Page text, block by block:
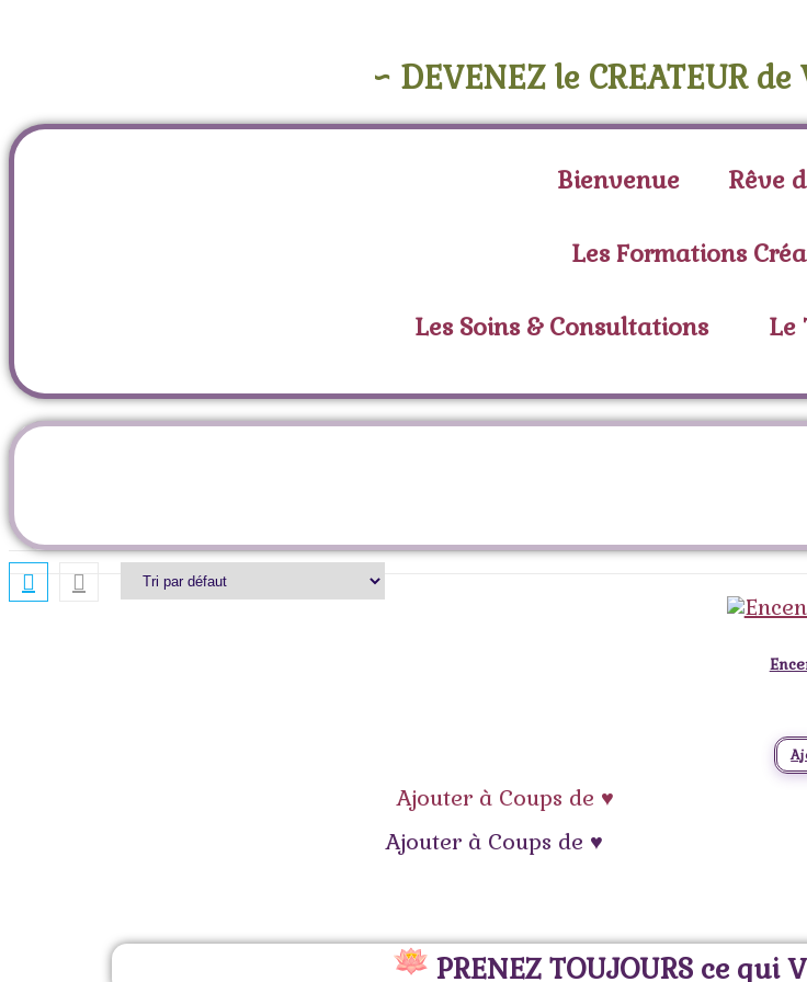
~ DEVENEZ le CREATEUR
Bienvenue Rêve
Les Formations
Les Soins & Consultations Le
Ajouter à Coups de ♥
Ajouter à Coups de ♥
PRENEZ TOUJOURS ce qui